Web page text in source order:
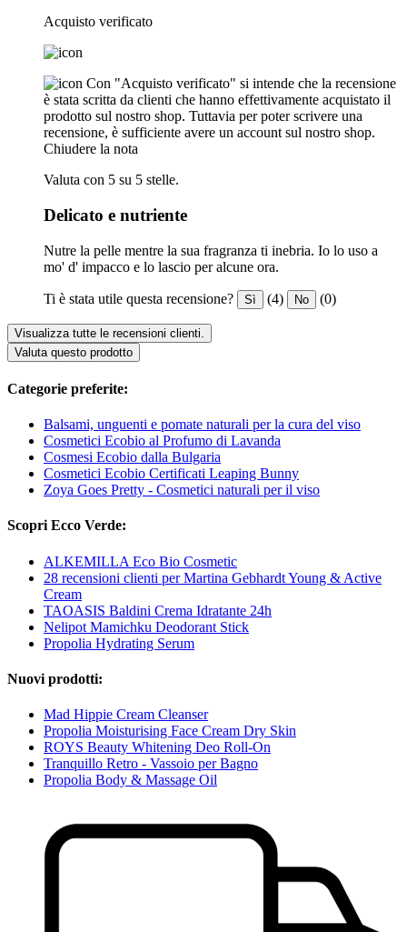
Acquisto verificato
Con "Acquisto verificato" si intende che la recensione
è stata scritta da clienti che hanno effettivamente acquistato il
prodotto sul nostro shop. Tuttavia per poter scrivere una
recensione, è sufficiente avere un account sul nostro shop.
Chiudere la nota
Valuta con 5 su 5 stelle.
Delicato e nutriente
Nutre la pelle mentre la sua fragranza ti inebria. Io lo uso a
mo' d' impacco e lo lascio per alcune ora.
Ti è stata utile questa recensione? Sì (4) No (0)
Visualizza tutte le recensioni clienti.
Valuta questo prodotto
Categorie preferite:
Balsami, unguenti e pomate naturali per la cura del viso
Cosmetici Ecobio al Profumo di Lavanda
Cosmesi Ecobio dalla Bulgaria
Cosmetici Ecobio Certificati Leaping Bunny
Zoya Goes Pretty - Cosmetici naturali per il viso
Scopri Ecco Verde:
ALKEMILLA Eco Bio Cosmetic
28 recensioni clienti per Martina Gebhardt Young & Active
Cream
TAOASIS Baldini Crema Idratante 24h
Nelipot Mamichku Deodorant Stick
Propolia Hydrating Serum
Nuovi prodotti:
Mad Hippie Cream Cleanser
Propolia Moisturising Face Cream Dry Skin
ROYS Beauty Whitening Deo Roll-On
Tranquillo Retro - Vassoio per Bagno
Propolia Body & Massage Oil